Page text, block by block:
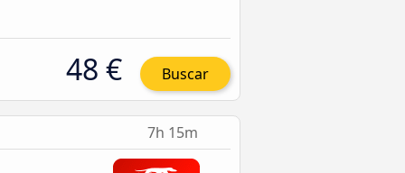
48 € Buscar
7h 15m